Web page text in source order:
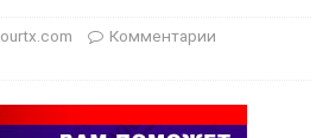
ourtx.com
Комментарии